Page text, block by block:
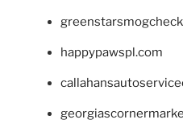
happypawspl.com